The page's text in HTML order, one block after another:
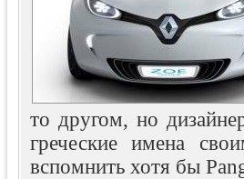
то другом, но
греческие имена
вспомнить хотя бы